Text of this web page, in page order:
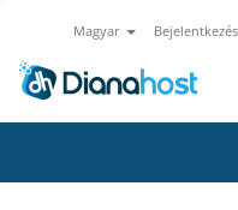
Magyar Bejelentkezés